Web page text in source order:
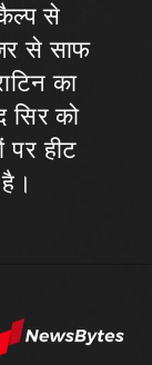
से
से साफ
का
सिर को
पर हीट